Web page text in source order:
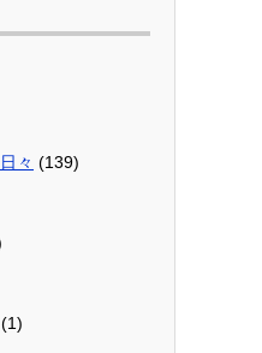
々 (139)
(1)